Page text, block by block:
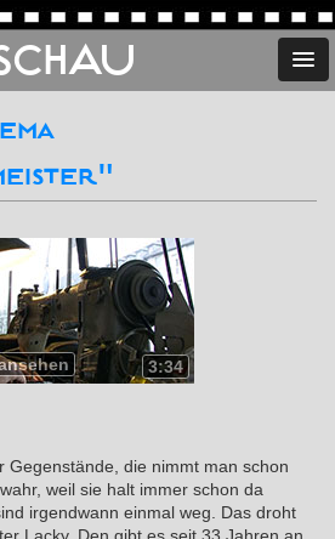
3:34
Gegenstände, die nimmt man schon
weil sie halt immer schon da
irgendwann einmal weg. Das droht